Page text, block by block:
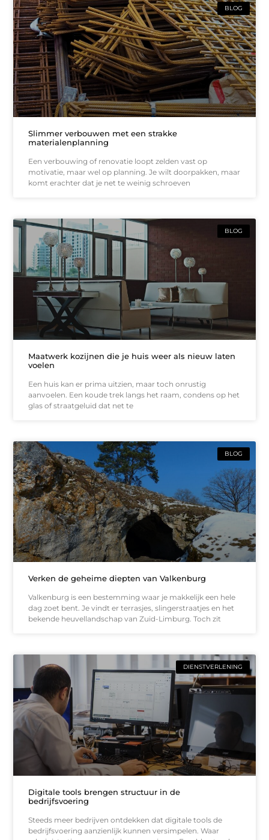
BLOG
Slimmer verbouwen met een strakke
materialenplanning
Een verbouwing of renovatie loopt zelden vast op
motivatie, maar wel op planning. Je wilt doorpakken, maar
komt erachter dat je net te weinig schroeven
BLOG
Maatwerk kozijnen die je huis weer als nieuw laten
voelen
Een huis kan er prima uitzien, maar toch onrustig
aanvoelen. Een koude trek langs het raam, condens op het
glas of straatgeluid dat net te
BLOG
Verken de geheime diepten van Valkenburg
Valkenburg is een bestemming waar je makkelijk een hele
dag zoet bent. Je vindt er terrasjes, slingerstraatjes en het
bekende heuvellandschap van Zuid-Limburg. Toch zit
DIENSTVERLENING
Digitale tools brengen structuur in de
bedrijfsvoering
Steeds meer bedrijven ontdekken dat digitale tools de
bedrijfsvoering aanzienlijk kunnen versimpelen. Waar